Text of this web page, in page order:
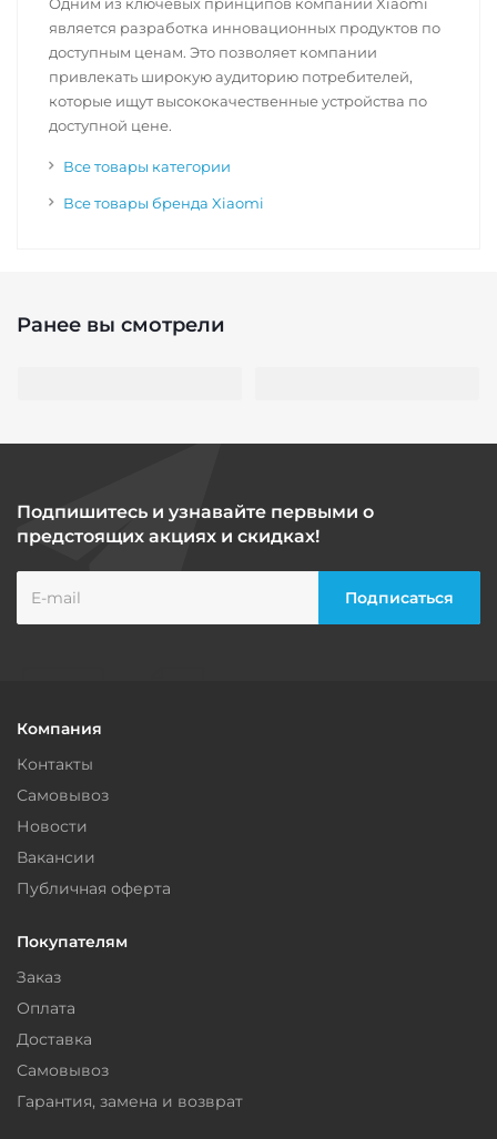
является разработка инновационных продуктов по
доступным ценам. Это позволяет компании
привлекать широкую аудиторию потребителей,
которые ищут высококачественные устройства по
доступной цене.
Все товары категории
Все товары бренда Xiaomi
Ранее вы смотрели
Подпишитесь и узнавайте первыми о
предстоящих акциях и скидках!
Компания
Контакты
Самовывоз
Новости
Вакансии
Публичная оферта
Покупателям
Заказ
Оплата
Доставка
Самовывоз
Гарантия, замена и возврат